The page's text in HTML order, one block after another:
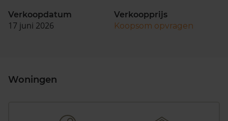
Verkoopdatum
17 juni 2026
Verkoopprijs
Koopsom opvragen
Woningen